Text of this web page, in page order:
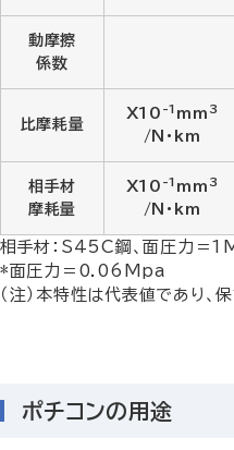
動摩擦
係数
比摩耗量
X10 -1 mm 3
/N・km
相手材
摩耗量
X10 -1 mm 3
/N・km
相手材：S45C鋼、面圧力＝
*面圧力＝0.06Mpa
（注）本特性は代表値であり、
ポチコンの用途